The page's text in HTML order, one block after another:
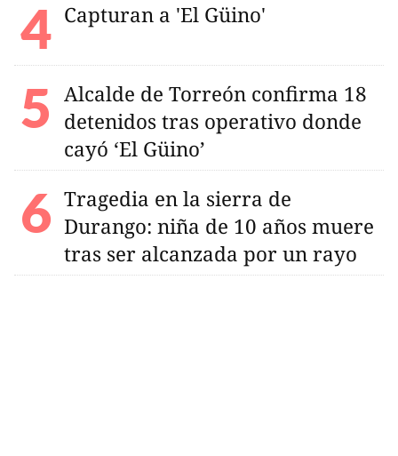
Capturan a 'El Güino'
Alcalde de Torreón confirma 18
detenidos tras operativo donde
cayó ‘El Güino’
Tragedia en la sierra de
Durango: niña de 10 años muere
tras ser alcanzada por un rayo